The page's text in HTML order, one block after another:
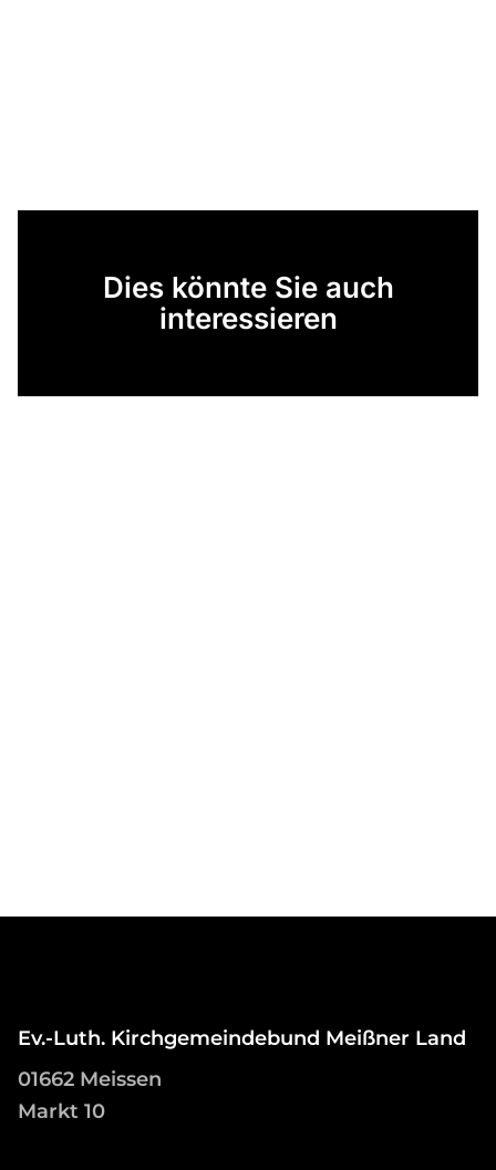
Dies könnte Sie auch
interessieren
Ev.-Luth. Kirchgemeindebund Meißner Land
01662 Meissen
Markt 10